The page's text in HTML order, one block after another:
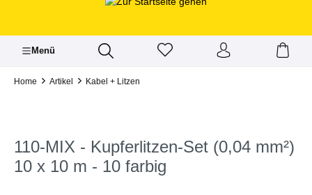
Menü
Home Artikel Kabel + Litzen
110-MIX - Kupferlitzen-Set (0,04 mm²)
10 x 10 m - 10 farbig